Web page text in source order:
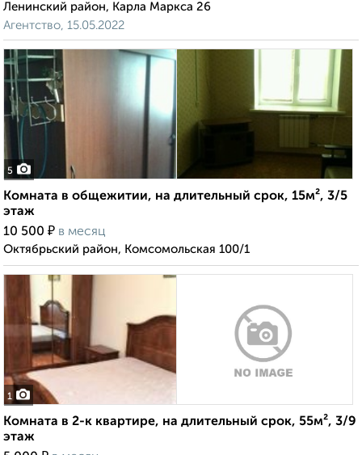
Ленинский район, Карла Маркса 26
Агентство, 15.05.2022
5
Комната в общежитии, на длительный срок, 15м², 3/5
этаж
10 500 ₽ в месяц
Октябрьский район, Комсомольская 100/1
1
Комната в 2-к квартире, на длительный срок, 55м², 3/9
этаж